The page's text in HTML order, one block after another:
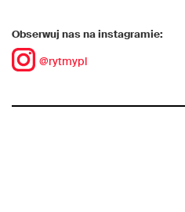
Obserwuj nas na instagramie:
@rytmypl